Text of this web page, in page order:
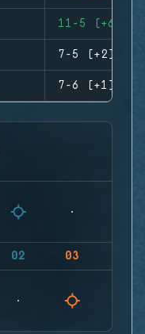
11-5 (+6)
7-5 (+2)
7-6 (+1)
02 03